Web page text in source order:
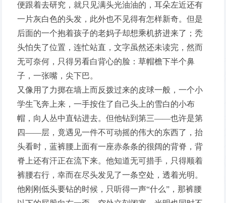
便跟着去研究，就只见满头光油油的，耳朵左近还有
一片灰白色的头发，此外也不见得有怎样新奇。但是
后面的一个抱着孩子的老妈子却想乘机挤进来了；秃
头怕失了位置，连忙站直，文字虽然还未读完，然而
无可奈何，只得另看白背心的脸：草帽檐下半个鼻
子，一张嘴，尖下巴。
又像用了力掷在墙上而反拨过来的皮球一般，一个小
学生飞奔上来，一手按住了自己头上的雪白的小布
帽，向人丛中直钻进去。但他钻到第三——也许是第
四——层，竟遇见一件不可动摇的伟大的东西了，抬
头看时，蓝裤腰上面有一座赤条条的很阔的背脊，背
脊上还有汗正在流下来。他知道无可措手，只得顺着
裤腰右行，幸而在尽头发见了一条空处，透着光明。
他刚刚低头要钻的时候，只听得一声“什么”，那裤腰